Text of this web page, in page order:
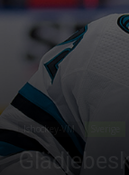
Ishockey-VM